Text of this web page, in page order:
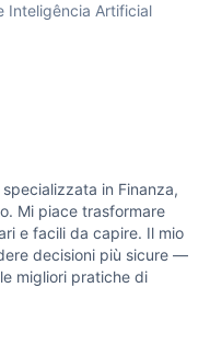
Inteligência Artificial
in Finanza,
Mi piace trasformare
e facili da capire. Il mio
decisioni più sicure —
migliori pratiche di